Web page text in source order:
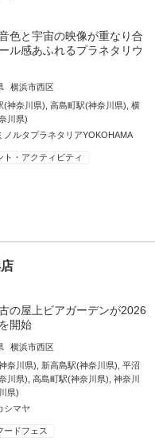
色と宇宙の映像が重なり合
ル感あふれるプラネタリウ
横浜市西区
(神奈川県) ,高島町駅(神奈川県) ,横
川県)
ノルタプラネタリアYOKOHAMA
ト・アクティビティ
の屋上ビアガーデンが2026
開始
横浜市西区
奈川県)
新高島駅(神奈川県) ,平沼
川県) ,高島町駅(神奈川県) ,神奈川
県)
シマヤ
ードフェス